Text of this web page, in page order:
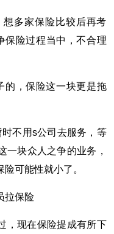
多家保险比较后再考
保险过程当中，不合理
的，保险这一块更是拖
不用s公司去服务，等
一块众人之争的业务，
可能性就小了。
拉保险
，现在保险提成有所下